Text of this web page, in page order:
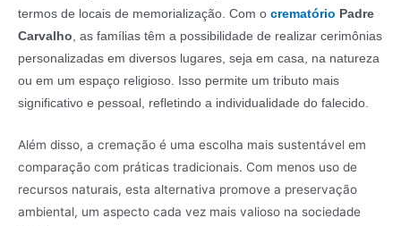
termos de locais de memorialização. Com o crematório Padre
Carvalho, as famílias têm a possibilidade de realizar cerimônias
personalizadas em diversos lugares, seja em casa, na natureza
ou em um espaço religioso. Isso permite um tributo mais
significativo e pessoal, refletindo a individualidade do falecido.
Além disso, a cremação é uma escolha mais sustentável em
comparação com práticas tradicionais. Com menos uso de
recursos naturais, esta alternativa promove a preservação
ambiental, um aspecto cada vez mais valioso na sociedade